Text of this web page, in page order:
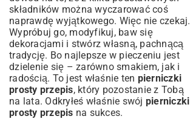
składników można wyczarować coś
naprawdę wyjątkowego. Więc nie czekaj.
Wypróbuj go, modyfikuj, baw się
dekoracjami i stwórz własną, pachnącą
tradycję. Bo najlepsze w pieczeniu jest
dzielenie się – zarówno smakiem, jak i
radością. To jest właśnie ten pierniczki
prosty przepis, który pozostanie z Tobą
na lata. Odkryłeś właśnie swój pierniczki
prosty przepis na sukces.